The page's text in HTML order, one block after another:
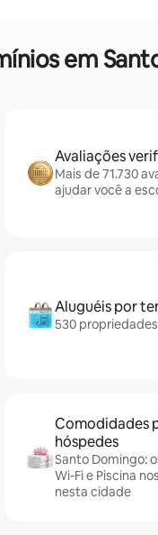
em
Avaliações
Mais de 71.730
ajudar você a
Aluguéis por
530
Comodidades
hóspedes
Santo Domingo:
Wi-Fi e Piscina
nesta cidade